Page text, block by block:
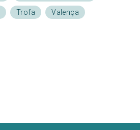
Trofa
Valença